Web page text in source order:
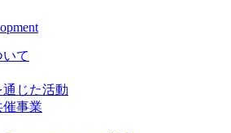
て
通じた活動
事業